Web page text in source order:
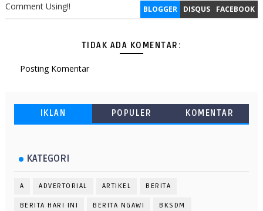
BLOGGER DISQUS FACEBOOK
Comment Using!!
TIDAK ADA KOMENTAR:
Posting Komentar
IKLAN POPULER KOMENTAR
KATEGORI
A ADVERTORIAL ARTIKEL BERITA
BERITA HARI INI BERITA NGAWI BKSDM